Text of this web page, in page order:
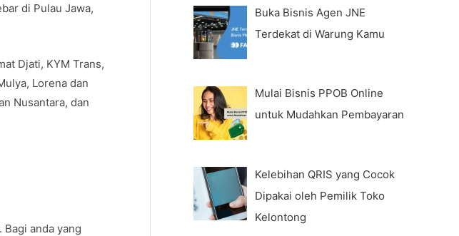
di Pulau Jawa,
Djati, KYM Trans,
Lorena dan
Nusantara, dan
anda yang
Buka Bisnis Agen JNE
Terdekat di Warung Kamu
Mulai Bisnis PPOB Online
untuk Mudahkan Pembayaran
Kelebihan QRIS yang Cocok
Dipakai oleh Pemilik Toko
Kelontong